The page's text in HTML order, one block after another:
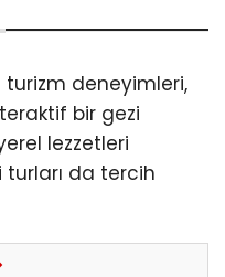
deneyimleri,
bir gezi
lezzetleri
da tercih